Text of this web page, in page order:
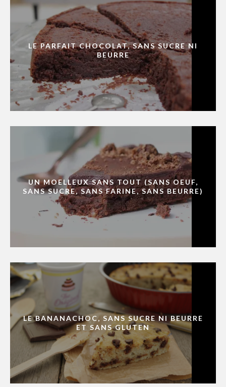
LE PARFAIT CHOCOLAT, SANS SUCRE NI
BEURRE
UN MOELLEUX SANS TOUT (SANS OEUF,
SANS SUCRE, SANS FARINE, SANS BEURRE)
LE BANANACHOC, SANS SUCRE NI BEURRE
ET SANS GLUTEN